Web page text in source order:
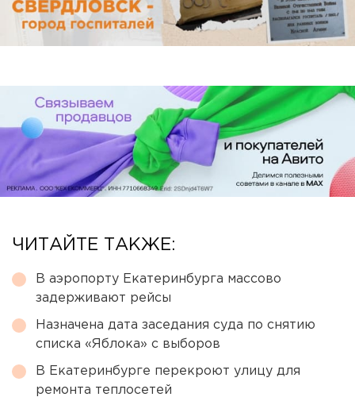
ЧИТАЙТЕ ТАКЖЕ:
В аэропорту Екатеринбурга массово
задерживают рейсы
Назначена дата заседания суда по снятию
списка «Яблока» с выборов
В Екатеринбурге перекроют улицу для
ремонта теплосетей